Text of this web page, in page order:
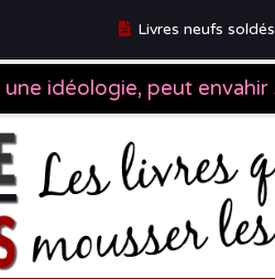
Livres neufs soldés